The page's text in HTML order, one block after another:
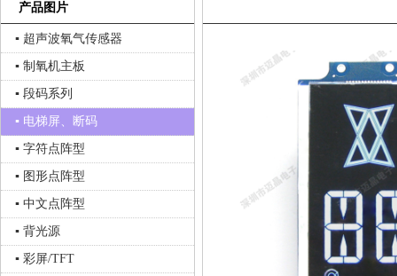
产品图片
▪ 超声波氧气传感器
▪ 制氧机主板
▪ 段码系列
▪ 电梯屏、断码
▪ 字符点阵型
▪ 图形点阵型
▪ 中文点阵型
▪ 背光源
▪ 彩屏/TFT